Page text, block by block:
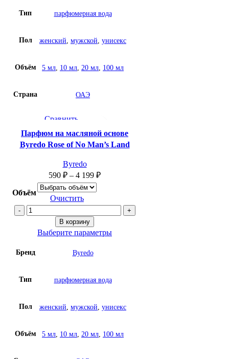
Byredo
Тип парфюмерная вода
Пол женский мужской унисекс
Объём 5 мл 10 мл 20 мл 100 мл
Страна ОАЭ
Сравнить
Быстрый просмотр
Добавить в список желаний
Парфюм на масляной основе
Byredo Rose of No Man’s Land
Byredo
590 ₽ – 4 199 ₽
Объём
Очистить
Количество
Парфюм
масляной
Byredo
No
Land
В корзину
Выберите параметры
Бренд Byredo
Тип парфюмерная вода
Пол женский мужской унисекс
Объём 5 мл 10 мл 20 мл 100 мл